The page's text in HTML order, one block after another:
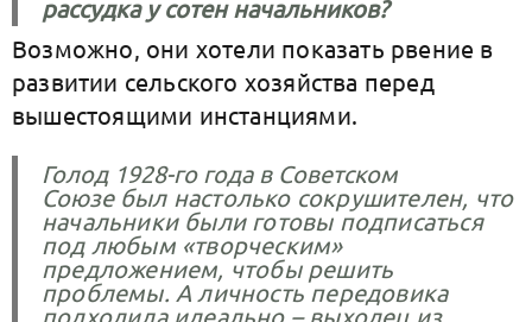
рассудка у сотен начальников?
Возможно, они хотели показать рвение в
развитии сельского хозяйства перед
вышестоящими инстанциями.
Голод 1928-го года в Советском
Союзе был настолько сокрушителен, что
начальники были готовы подписаться
под любым «творческим»
предложением, чтобы решить
проблемы. А личность передовика
подходила идеально – выходец из